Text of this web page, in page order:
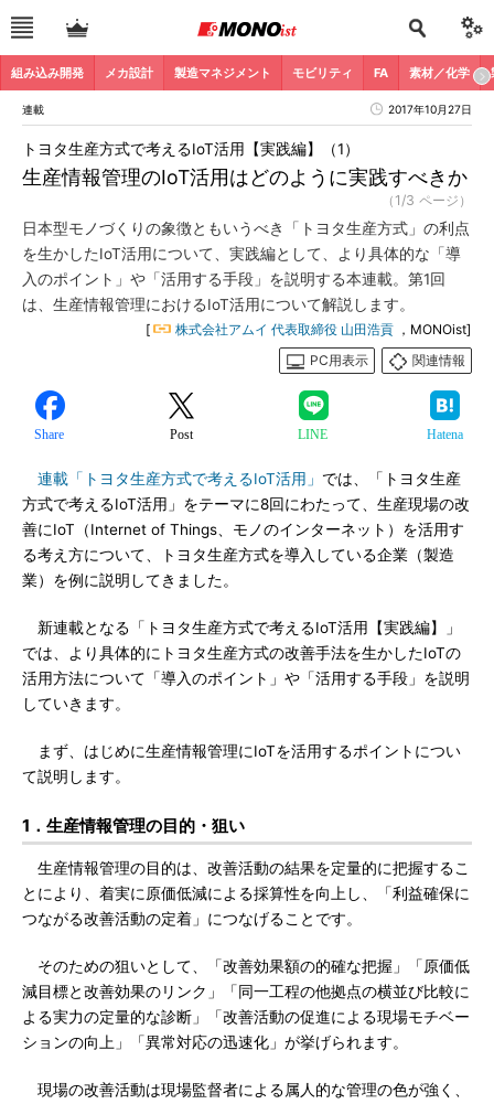
組み込み開発 メカ設計 製造マネジメント モビリティ FA 素材／化学
連載 2017年10月27日
生産情報管理のIoT活用はどのように実践すべきか
トヨタ生産方式で考えるIoT活用【実践編】（1）
（1/3 ページ）
日本型モノづくりの象徴ともいうべき「トヨタ生産方式」の利点
を生かしたIoT活用について、実践編として、より具体的な「導
入のポイント」や「活用する手段」を説明する本連載。第1回
は、生産情報管理におけるIoT活用について解説します。
[ 株式会社アムイ 代表取締役 山田浩貢 ，MONOist]
PC用表示
関連情報
Share Post LINE Hatena
連載「トヨタ生産方式で考えるIoT活用」 では、「トヨタ生産
方式で考えるIoT活用」をテーマに8回にわたって、生産現場の改
善にIoT（Internet of Things、モノのインターネット）を活用す
る考え方について、トヨタ生産方式を導入している企業（製造
業）を例に説明してきました。
新連載となる「トヨタ生産方式で考えるIoT活用【実践編】」
では、より具体的にトヨタ生産方式の改善手法を生かしたIoTの
活用方法について「導入のポイント」や「活用する手段」を説明
していきます。
まず、はじめに生産情報管理にIoTを活用するポイントについ
て説明します。
1．生産情報管理の目的・狙い
生産情報管理の目的は、改善活動の結果を定量的に把握するこ
とにより、着実に原価低減による採算性を向上し、「利益確保に
つながる改善活動の定着」につなげることです。
そのための狙いとして、「改善効果額の的確な把握」「原価低
減目標と改善効果のリンク」「同一工程の他拠点の横並び比較に
よる実力の定量的な診断」「改善活動の促進による現場モチベー
ションの向上」「異常対応の迅速化」が挙げられます。
現場の改善活動は現場監督者による属人的な管理の色が強く、